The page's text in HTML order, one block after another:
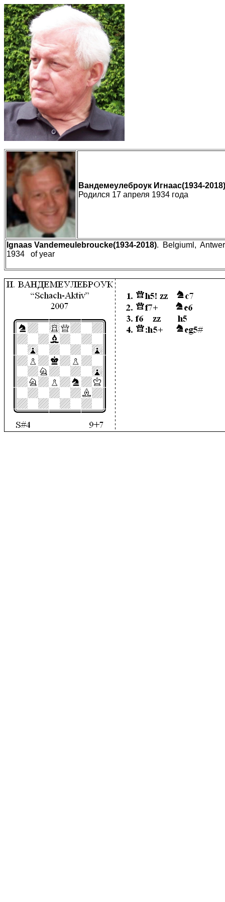
Вандемеулеброук Игнаас(1934-
Родился 17 апреля 1934 года
Ignaas Vandemeulebroucke(1934-2018). Belgiuml,
1934 of year